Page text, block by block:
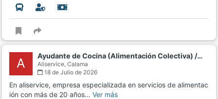
A Ayudante de Cocina (Alimentación Colectiva) /…
Aliservice, Calama
18 de Julio de 2026
En aliservice, empresa especializada en servicios de alimentac
ión con más de 20 años… Ver más